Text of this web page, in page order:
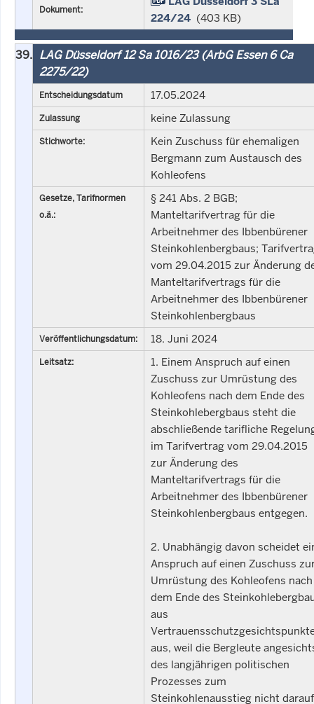
Dokument:
224/24 (403 KB)
39. LAG Düsseldorf 12 Sa 1016/23 (ArbG Essen 6 Ca
2275/22)
Entscheidungsdatum 17.05.2024
Zulassung keine Zulassung
Stichworte:
Kein Zuschuss für ehemaligen
Bergmann zum Austausch des
Kohleofens
Gesetze, Tarifnormen
o.ä.:
§ 241 Abs. 2 BGB;
Manteltarifvertrag für die
Arbeitnehmer des Ibbenbürener
Steinkohlenbergbaus;
vom 29.04.2015 zur Änderung
Manteltarifvertrags für die
Arbeitnehmer des Ibbenbürener
Steinkohlenbergbaus
Veröffentlichungsdatum: 18. Juni 2024
Leitsatz:
1. Einem Anspruch auf einen
Zuschuss zur Umrüstung des
Kohleofens nach dem Ende des
Steinkohlebergbaus steht die
abschließende tarifliche
im Tarifvertrag vom 29.04.2015
zur Änderung des
Manteltarifvertrags für die
Arbeitnehmer des Ibbenbürener
Steinkohlenbergbaus entgegen.
2. Unabhängig davon scheidet
Anspruch auf einen Zuschuss
Umrüstung des Kohleofens nach
dem Ende des
aus
aus, weil die Bergleute
des langjährigen politischen
Prozesses zum
Steinkohlenausstieg nicht darauf